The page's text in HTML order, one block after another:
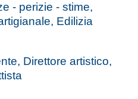
- perizie - stime,
Edilizia
Direttore artistico,